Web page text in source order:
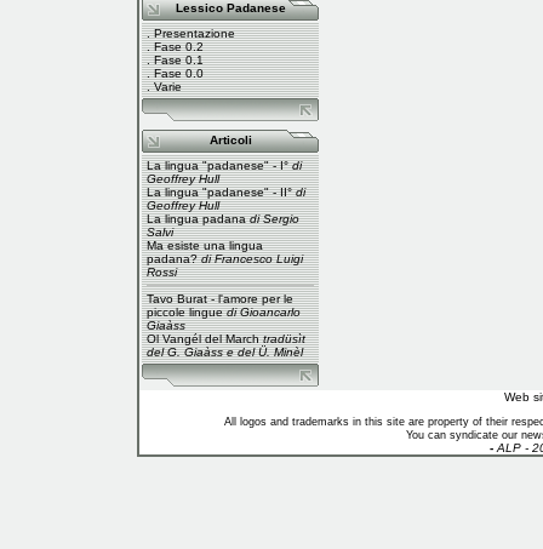
Lessico Padanese
.Presentazione
.Fase 0.2
.Fase 0.1
.Fase 0.0
.Varie
Articoli
La lingua "padanese" - I° di
Geoffrey Hull
La lingua "padanese" - II° di
Geoffrey Hull
La lingua padana di Sergio
Salvi
Ma esiste una lingua
padana? di Francesco Luigi
Rossi
Tavo Burat - l'amore per le
piccole linguedi Gioancarlo
Giaàss
Ol Vangél del March tradüsìt
del G. Giaàss e del Ü. Minèl
Web
All logos and trademarks in this site are property of their
You can syndicate our
- ALP -